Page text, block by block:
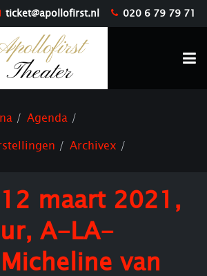
ticket@apollofirst.nl 020 6 79 79 71
Agenda
Archivex
maart 2021,
A-LA-
Micheline van